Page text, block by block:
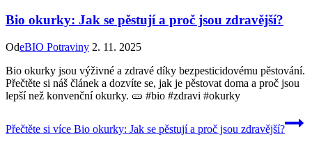
Bio okurky: Jak se pěstují a proč jsou zdravější?
OdeBIO Potraviny 2. 11. 2025
Bio okurky jsou výživné a zdravé díky bezpesticidovému pěstování.
Přečtěte si náš článek a dozvíte se, jak je pěstovat doma a proč jsou
lepší než konvenční okurky. 🥒 #bio #zdravi #okurky
Přečtěte si více Bio okurky: Jak se pěstují a proč jsou zdravější?